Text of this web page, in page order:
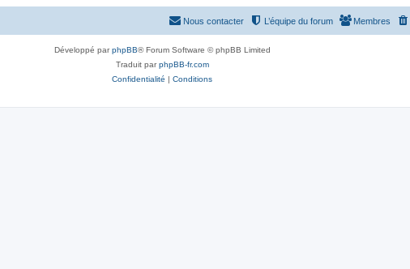
Membres
L’équipe du forum
Nous contacter
Développé parphpBB® Forum Software © phpBB Limited
Traduit parphpBB-fr.com
Confidentialité | Conditions